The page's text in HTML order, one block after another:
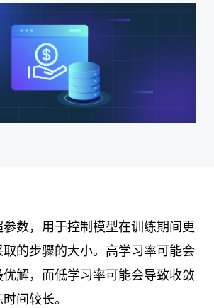
数，用于控制模型在训练期间更
的步骤的大小。高学习率可能会
解，而低学习率可能会导致收敛
间较长。